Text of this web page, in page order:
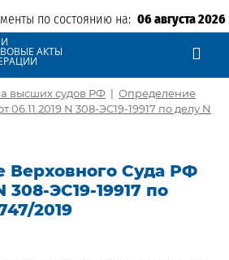
по состоянию на: 06 августа 2026
АКТЫ
высших судов РФ | Определение
06.11.2019 N 308-ЭС19-19917 по делу N
Верховного Суда РФ
308-ЭС19-19917 по
2019